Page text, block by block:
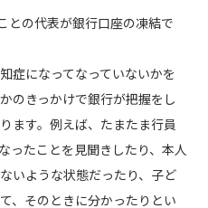
との代表が銀行口座の凍結で
症になってなっていないかを
のきっかけで銀行が把握をし
ます。例えば、たまたま行員
ったことを見聞きしたり、本人
いような状態だったり、子ど
、そのときに分かったりとい